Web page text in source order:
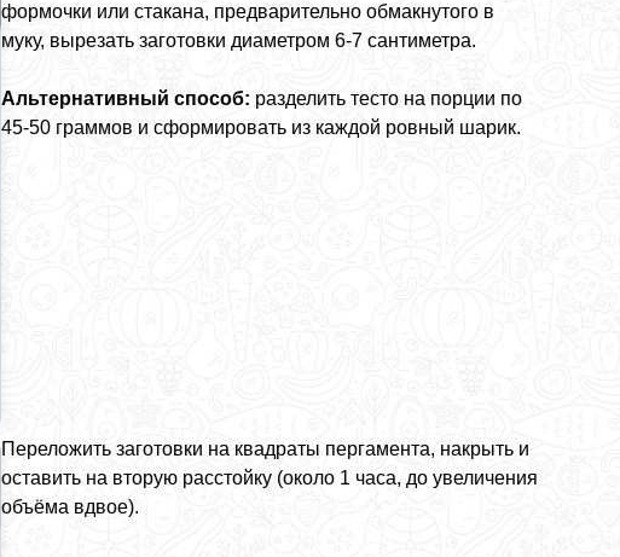
формочки или стакана, предварительно обмакнутого в
муку, вырезать заготовки диаметром 6-7 сантиметра.
Альтернативный способ: разделить тесто на порции по
45-50 граммов и сформировать из каждой ровный шарик.
Переложить заготовки на квадраты пергамента, накрыть и
оставить на вторую расстойку (около 1 часа, до увеличения
объёма вдвое).